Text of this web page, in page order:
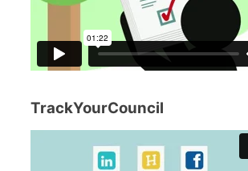
TrackYourCouncil